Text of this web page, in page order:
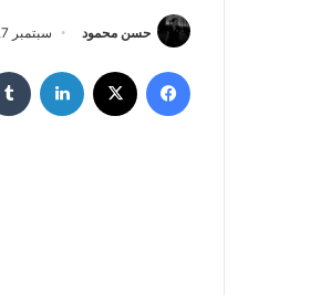
حسن محمود سبتمبر 7, 2025
فيسبوك